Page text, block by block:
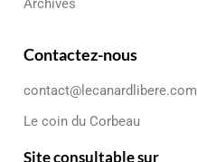
Archives
Contactez-nous
contact@lecanardlibere.com
Le coin du Corbeau
Site consultable sur